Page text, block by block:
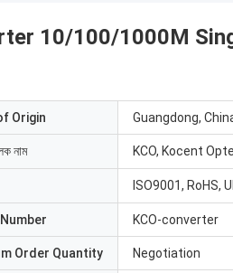
10/100/1000M
Origin Guangdong,
নাম KCO, Kocent
ISO9001, RoHS,
KCO-converter
Order Quantity Negotiation